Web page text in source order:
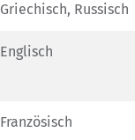
Griechisch, Russisch
Englisch
Französisch